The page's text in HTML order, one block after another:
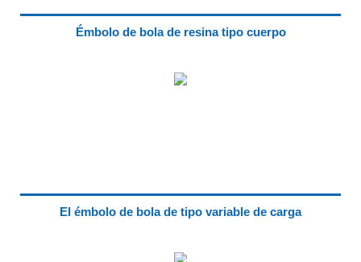
Émbolo de bola de resina tipo cuerpo
El émbolo de bola de tipo variable de carga